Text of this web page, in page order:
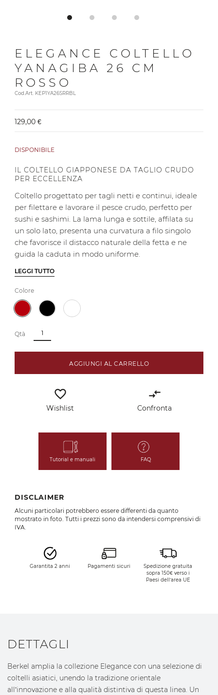
ELEGANCE COLTELLO
YANAGIBA 26 CM
ROSSO
Cod.Art. KEP1YA26SRRBL
129,00 €
DISPONIBILE
IL COLTELLO GIAPPONESE DA TAGLIO CRUDO
PER ECCELLENZA
Coltello progettato per tagli netti e continui, ideale
per filettare e lavorare il pesce crudo, perfetto per
sushi e sashimi. La lama lunga e sottile, affilata su
un solo lato, presenta una curvatura a filo singolo
che favorisce il distacco naturale della fetta e ne
guida la caduta in modo uniforme.
LEGGI TUTTO
Colore
Qtà
AGGIUNGI AL CARRELLO
favorite_border
Wishlist
compare_arrows
Confronta
Tutorial e manuali FAQ
DISCLAIMER
Alcuni particolari potrebbero essere differenti da quanto
mostrato in foto. Tutti i prezzi sono da intendersi comprensivi di
IVA.
Garantita 2 anni Pagamenti sicuri
Spedizione gratuita
sopra 150€ verso i
Paesi dell’area UE
DETTAGLI
Berkel amplia la collezione Elegance con una selezione di
coltelli asiatici, unendo la tradizione orientale
all’innovazione e alla qualità distintiva di questa linea. Un